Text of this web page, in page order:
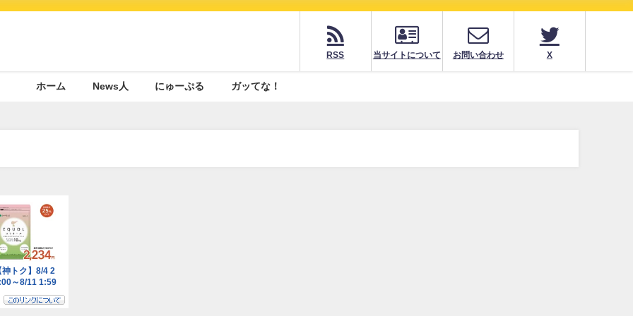
RSS 当サイトについて お問い合わせ X
ホーム News人 にゅーぷる ガッてな！